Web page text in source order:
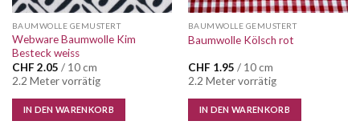
BAUMWOLLE GEMUSTERT
Webware Baumwolle Kim
Besteck weiss
CHF 2.05 / 10 cm
2.2 Meter vorrätig
IN DEN WARENKORB
BAUMWOLLE GEMUSTERT
Baumwolle Kölsch rot
CHF 1.95 / 10 cm
2.2 Meter vorrätig
IN DEN WARENKORB